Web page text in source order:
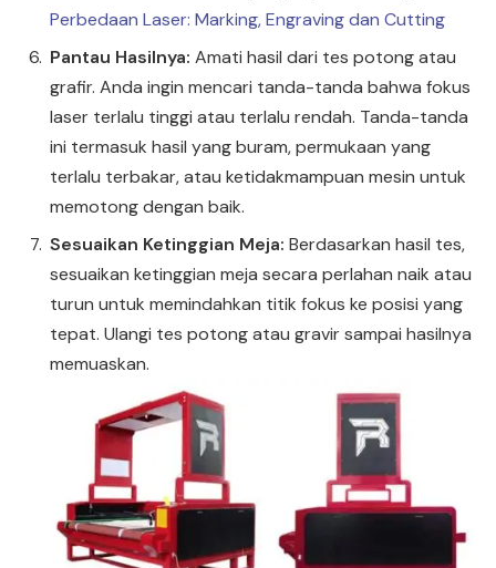
Perbedaan Laser: Marking, Engraving dan Cutting
Pantau Hasilnya: Amati hasil dari tes potong atau
grafir. Anda ingin mencari tanda-tanda bahwa fokus
laser terlalu tinggi atau terlalu rendah. Tanda-tanda
ini termasuk hasil yang buram, permukaan yang
terlalu terbakar, atau ketidakmampuan mesin untuk
memotong dengan baik.
Sesuaikan Ketinggian Meja: Berdasarkan hasil tes,
sesuaikan ketinggian meja secara perlahan naik atau
turun untuk memindahkan titik fokus ke posisi yang
tepat. Ulangi tes potong atau gravir sampai hasilnya
memuaskan.